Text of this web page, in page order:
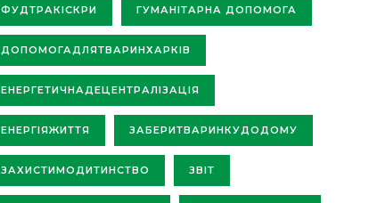
ФУДТРАКІСКРИ ГУМАНІТАРНА ДОПОМОГА
ДОПОМОГАДЛЯТВАРИНХАРКІВ
ЕНЕРГЕТИЧНАДЕЦЕНТРАЛІЗАЦІЯ
ЕНЕРГІЯЖИТТЯ ЗАБЕРИТВАРИНКУДОДОМУ
ЗАХИСТИМОДИТИНСТВО ЗВІТ